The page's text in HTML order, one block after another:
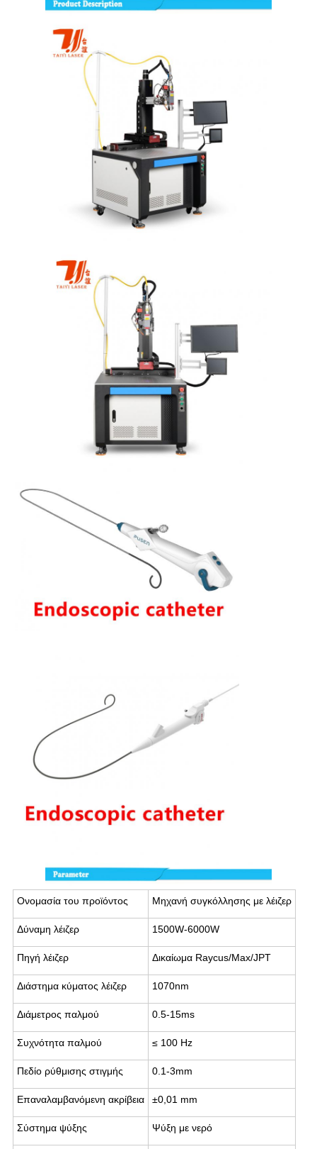
Ονομασία του προϊόντος Μηχανή συγκόλλησης με λέιζερ
Δύναμη λέιζερ 1500W-6000W
Πηγή λέιζερ Δικαίωμα Raycus/Max/JPT
Διάστημα κύματος λέιζερ 1070nm
Διάμετρος παλμού 0.5-15ms
Συχνότητα παλμού ≤ 100 Hz
Πεδίο ρύθμισης στιγμής 0.1-3mm
Επαναλαμβανόμενη ακρίβεια ±0,01 mm
Σύστημα ψύξης Ψύξη με νερό